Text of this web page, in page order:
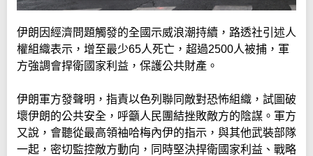
伊朗因經濟問題觸發的全國示威浪潮持續，路透社引述人
權組織表示，增至最少65人死亡，超過2500人被捕，軍
方強調會捍衛國家利益，保護公共財產。
伊朗軍方發聲明，指責以色列聯同敵對恐怖組織，試圖破
壞伊朗的公共安全，呼籲人民團結挫敗敵方的陰謀。軍方
又說，會聽從最高領袖哈梅內伊的指示，與其他武裝部隊
一起，密切監控敵方動向，同時堅決捍衛國家利益、戰略